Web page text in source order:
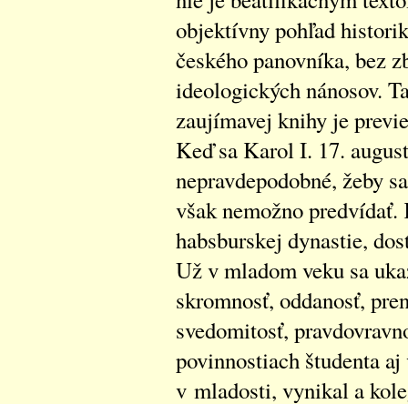
objektívny pohľad
českého panovníka, bez
ideologických nánosov.
zaujímavej knihy je
Keď sa Karol I. 17.
nepravdepodobné, žeby
však nemožno
habsburskej dynastie,
Už v mladom veku sa
skromnosť, oddanosť,
svedomitosť,
povinnostiach študenta
v mladosti, vynikal a